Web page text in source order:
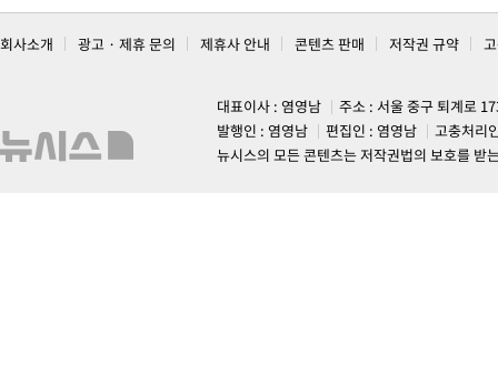
회사소개 광고 · 제휴 문의 제휴사 안내 콘텐츠 판매 저작권 규약
대표이사 : 염영남
주소 : 서울 중구 퇴계로
발행인 : 염영남
편집인 : 염영남
고충처리
뉴시스의 모든 콘텐츠는 저작권법의 보호를